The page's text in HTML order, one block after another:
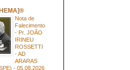
Nota de
Falecimento
- Pr. JOÃO
IRINEU
ROSSETTI
- AD
ARARAS
- 05.08.2026